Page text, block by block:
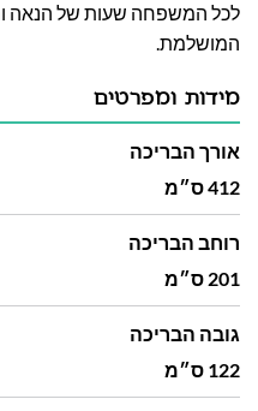
לכל המשפחה שעות של הנאה
המושלמת.
מידות ומפרטים
אורך הבריכה
412 ס״מ
רוחב הבריכה
201 ס״מ
גובה הבריכה
122 ס״מ